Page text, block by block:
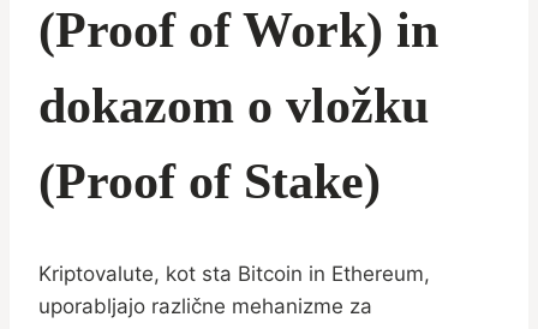
(Proof of Work) in
dokazom o vložku
(Proof of Stake)
Kriptovalute, kot sta Bitcoin in Ethereum,
uporabljajo različne mehanizme za